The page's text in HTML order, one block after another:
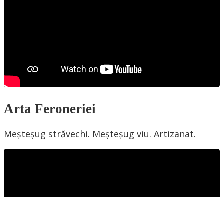
Arta Feroneriei
Meșteșug străvechi. Meșteșug viu. Artizanat.